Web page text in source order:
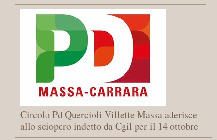
Circolo Pd Quercioli Villette Massa aderisce
allo sciopero indetto da Cgil per il 14 ottobre